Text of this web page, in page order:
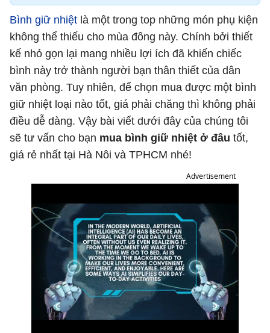
Bình giữ nhiệt là một trong top những món phụ kiện
không thể thiếu cho mùa đông này. Chính bởi thiết
kế nhỏ gọn lại mang nhiều lợi ích đã khiến chiếc
bình này trở thành người bạn thân thiết của dân
văn phòng. Tuy nhiên, để chọn mua được một bình
giữ nhiệt loại nào tốt, giá phải chăng thì không phải
điều dễ dàng. Vậy bài viết dưới đây của chúng tôi
sẽ tư vấn cho bạn mua bình giữ nhiệt ở đâu tốt,
giá rẻ nhất tại Hà Nôi và TPHCM nhé!
Advertisement